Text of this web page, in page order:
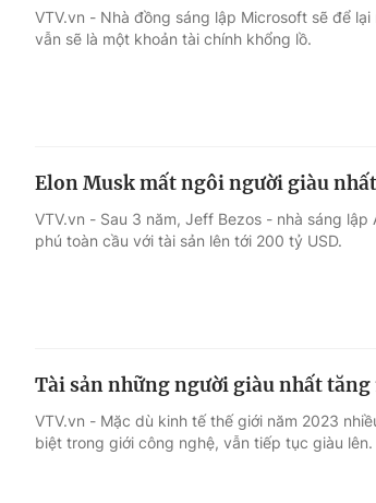
Thế giới đó đây
Thị
Điện ảnh
Âm nhạc
Sao
Du lịch
Làm đẹp
Chất
VTV.vn - Nhà đồng sáng lập Microsoft sẽ để
vẫn sẽ là một khoản tài chính khổng lồ.
Elon Musk mất ngôi người giàu
VTV.vn - Sau 3 năm, Jeff Bezos - nhà sáng
phú toàn cầu với tài sản lên tới 200 tỷ USD.
Tài sản những người giàu nhất tăng
VTV.vn - Mặc dù kinh tế thế giới năm 2023
biệt trong giới công nghệ, vẫn tiếp tục giàu lên.